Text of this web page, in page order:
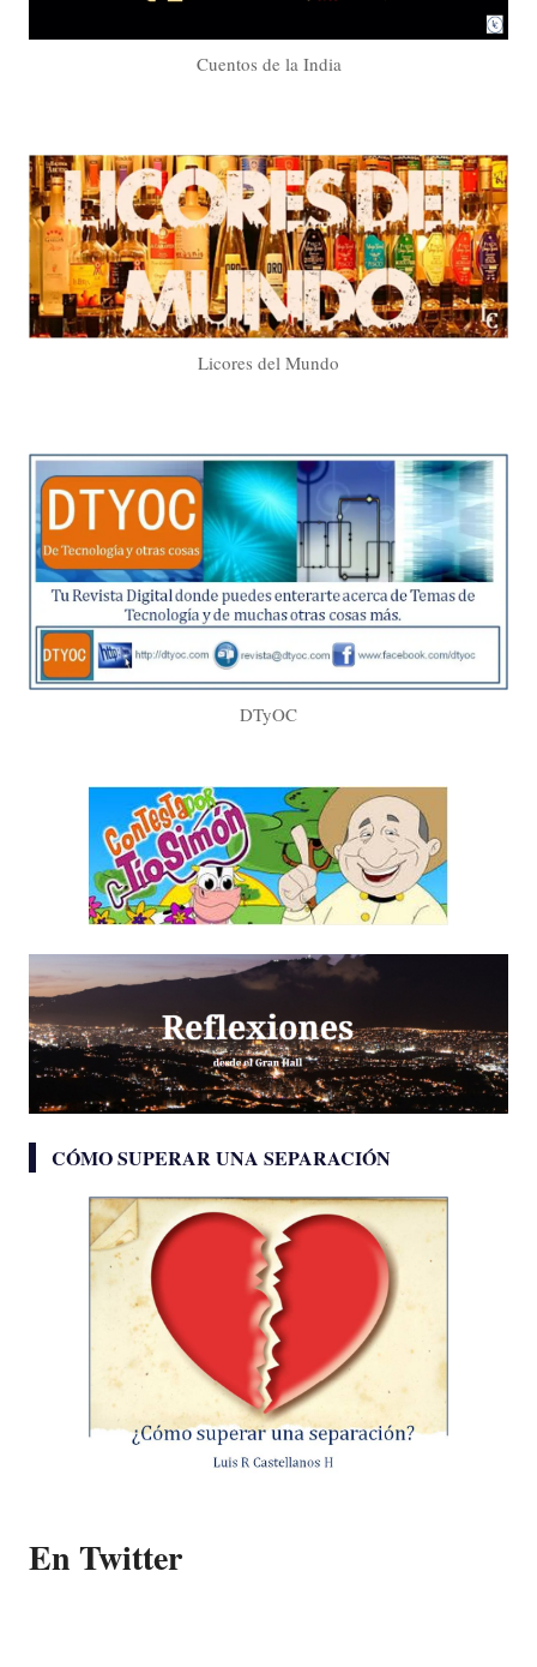
Cuentos de la India
Licores del Mundo
DTyOC
CÓMO SUPERAR UNA SEPARACIÓN
En Twitter